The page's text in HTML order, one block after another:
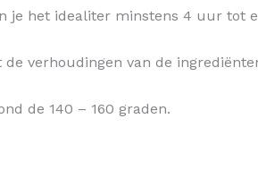
je het idealiter minstens 4 uur tot
verhoudingen van de
de 140 – 160 graden.